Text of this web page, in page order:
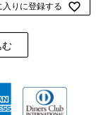
入りに登録する
む